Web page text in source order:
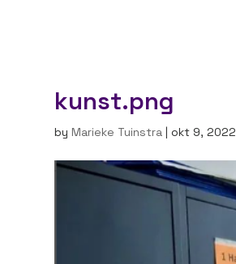
kunst.png
by Marieke Tuinstra |okt 9, 2022